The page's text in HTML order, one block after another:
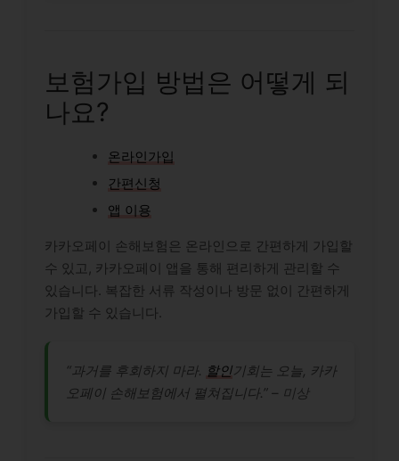
보험가입 방법은 어떻게 되
나요?
온라인가입
간편신청
앱 이용
카카오페이 손해보험은 온라인으로 간편하게 가입할
수 있고, 카카오페이 앱을 통해 편리하게 관리할 수
있습니다. 복잡한 서류 작성이나 방문 없이 간편하게
가입할 수 있습니다.
“과거를 후회하지 마라. 할인기회는 오늘, 카카
오페이 손해보험에서 펼쳐집니다.” – 미상